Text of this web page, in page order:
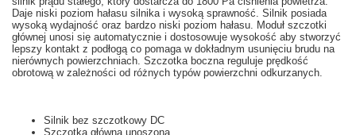
Daje niski poziom hałasu silnika i wysoką sprawność . Silnik posiada
wysoką wydajność oraz bardzo niski poziom hałasu. Moduł szczotki
głównej unosi się automatycznie i dostosowuje wysokość aby stworzyć
lepszy kontakt z podłogą co pomaga w dokładnym usunięciu brudu na
nierównych powierzchniach. Szczotka boczna reguluje prędkość
obrotową w zależności od różnych typów powierzchni odkurzanych
Silnik bez szczotkowy DC
Szczotka główna unoszona